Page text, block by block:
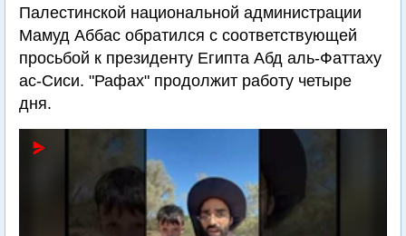
Палестинской национальной администрации
Мамуд Аббас обратился с соответствующей
просьбой к президенту Египта Абд аль-Фаттаху
ас-Сиси. "Рафах" продолжит работу четыре
дня.